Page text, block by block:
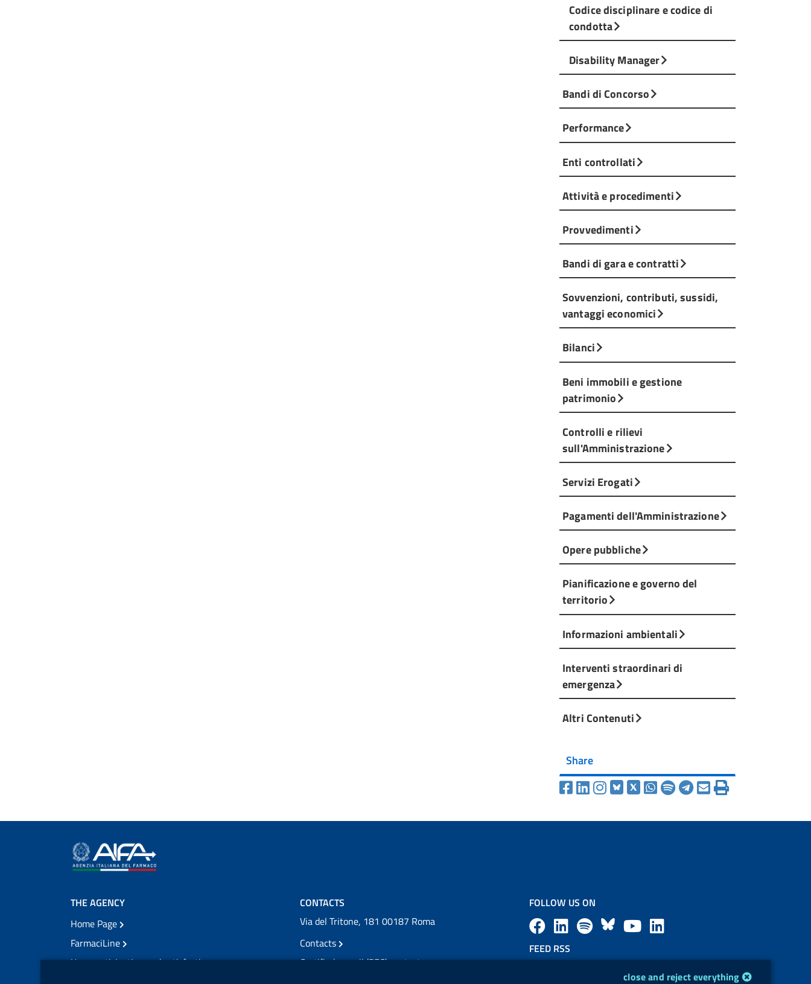
Codice disciplinare e codice di
condotta
Disability Manager
Bandi di Concorso
Performance
Enti controllati
Attività e procedimenti
Provvedimenti
Bandi di gara e contratti
Sovvenzioni, contributi, sussidi,
vantaggi economici
Bilanci
Beni immobili e gestione
patrimonio
Controlli e rilievi
sull'Amministrazione
Servizi Erogati
Pagamenti dell'Amministrazione
Opere pubbliche
Pianificazione e governo del
territorio
Informazioni ambientali
Interventi straordinari di
emergenza
Altri Contenuti
Share
close and reject everything
THE AGENCY
Home Page
FarmaciLine
User participation and satisfaction
CONTACTS
Via del Tritone, 181 00187 Roma
Contacts
Certified e-mail (PEC) contacts
FOLLOW US ON
F
a
L
B
u
Y
u n
FEED RSS